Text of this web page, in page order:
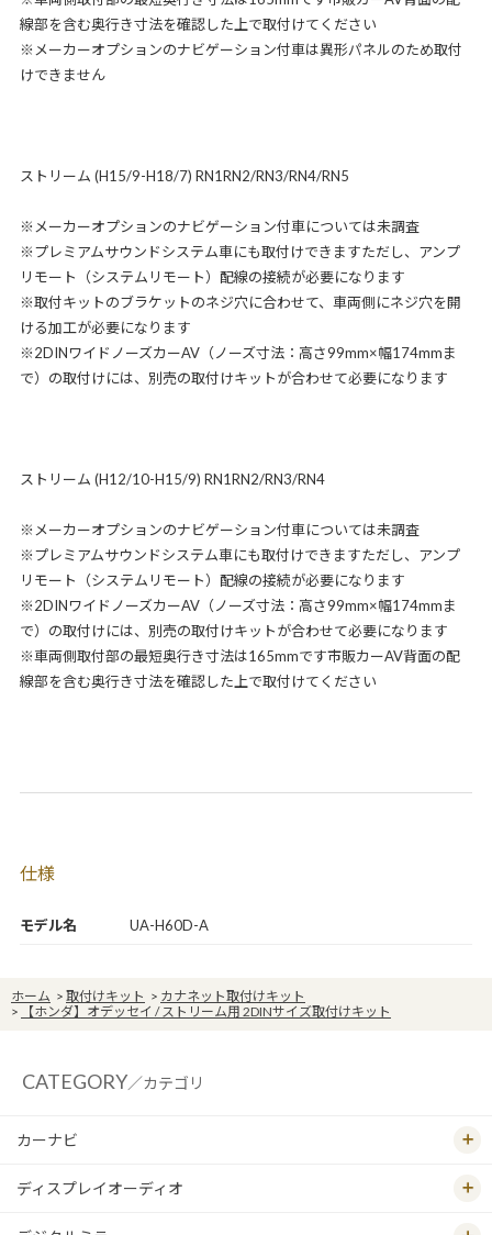
モデル名 UA-H60D-A
線部を含む奥行き寸法を確認した上で取付けてください
※メーカーオプションのナビゲーション付車は異形パネルのため取付
けできません
ストリーム (H15/9-H18/7) RN1RN2/RN3/RN4/RN5
※メーカーオプションのナビゲーション付車については未調査
※プレミアムサウンドシステム車にも取付けできますただし、アンプ
リモート（システムリモート）配線の接続が必要になります
※取付キットのブラケットのネジ穴に合わせて、車両側にネジ穴を開
ける加工が必要になります
※2DINワイドノーズカーAV（ノーズ寸法：高さ99mm×幅174mmま
で）の取付けには、別売の取付けキットが合わせて必要になります
ストリーム (H12/10-H15/9) RN1RN2/RN3/RN4
※メーカーオプションのナビゲーション付車については未調査
※プレミアムサウンドシステム車にも取付けできますただし、アンプ
リモート（システムリモート）配線の接続が必要になります
※2DINワイドノーズカーAV（ノーズ寸法：高さ99mm×幅174mmま
で）の取付けには、別売の取付けキットが合わせて必要になります
※車両側取付部の最短奥行き寸法は165mmです市販カーAV背面の配
線部を含む奥行き寸法を確認した上で取付けてください
仕様
ホーム > 取付けキット > カナネット取付けキット
>
【ホンダ】オデッセイ / ストリーム用 2DINサイズ取付けキット
CATEGORY／カテゴリ
カーナビ
ディスプレイオーディオ